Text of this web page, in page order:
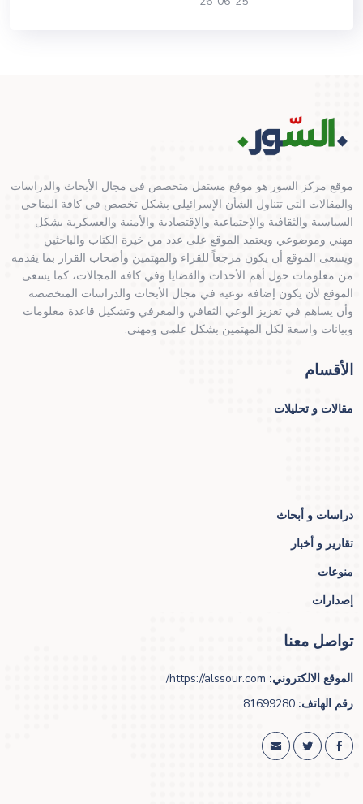
موقع مركز السور هو موقع مستقل متخصص في مجال الأبحاث والدراسات
والمقالات التي تتناول الشأن الإسرائيلي بشكل تخصص في كافة المناحي
السياسية والثقافية والإجتماعية والإقتصادية والأمنية والعسكرية بشكل
مهني وموضوعي ويعتمد الموقع على عدد من خيرة الكتاب والباحثين
ويسعى الموقع أن يكون مرجعاً للقراء والمهتمين وأصحاب القرار بما يقدمه
من معلومات حول أهم الأحداث والقضايا وفي كافة المجالات، كما يسعى
الموقع لأن يكون إضافة نوعية في مجال الأبحاث والدراسات المتخصصة
وأن يساهم في تعزيز الوعي الثقافي والمعرفي وتشكيل قاعدة معلومات
وبيانات واسعة لكل المهتمين بشكل علمي ومهني.
الأقسام
مقالات و تحليلات
دراسات و أبحاث
تقارير و أخبار
منوعات
إصدارات
تواصل معنا
الموقع الالكتروني: https://alssour.com/
رقم الهاتف: 81699280